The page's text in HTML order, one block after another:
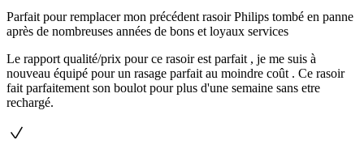
Parfait pour remplacer mon précédent rasoir Philips tombé en panne
après de nombreuses années de bons et loyaux services
Le rapport qualité/prix pour ce rasoir est parfait , je me suis à
nouveau équipé pour un rasage parfait au moindre coût . Ce rasoir
fait parfaitement son boulot pour plus d'une semaine sans etre
rechargé.